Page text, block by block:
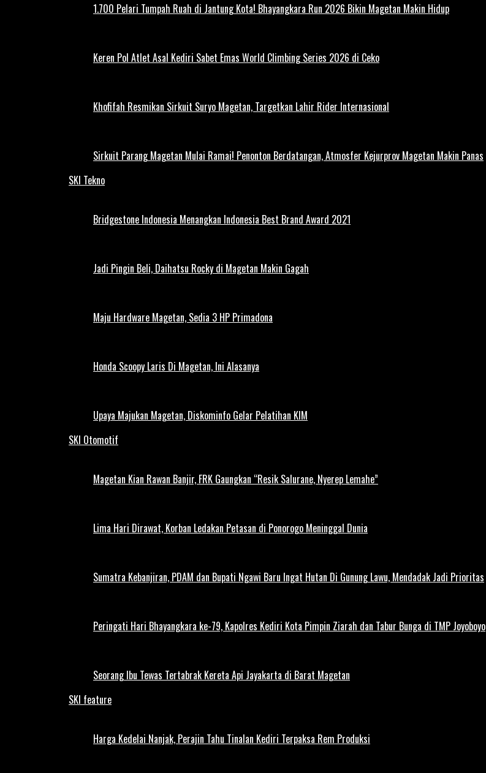
1.700 Pelari Tumpah Ruah di Jantung Kota! Bhayangkara Run 2026 Bikin Magetan Makin Hidup
Keren Pol Atlet Asal Kediri Sabet Emas World Climbing Series 2026 di Ceko
Khofifah Resmikan Sirkuit Suryo Magetan, Targetkan Lahir Rider Internasional
Sirkuit Parang Magetan Mulai Ramai! Penonton Berdatangan, Atmosfer Kejurprov Magetan Makin Panas
SKI Tekno
Bridgestone Indonesia Menangkan Indonesia Best Brand Award 2021
Jadi Pingin Beli, Daihatsu Rocky di Magetan Makin Gagah
Maju Hardware Magetan, Sedia 3 HP Primadona
Honda Scoopy Laris Di Magetan, Ini Alasanya
Upaya Majukan Magetan, Diskominfo Gelar Pelatihan KIM
SKI Otomotif
Magetan Kian Rawan Banjir, FRK Gaungkan “Resik Salurane, Nyerep Lemahe”
Lima Hari Dirawat, Korban Ledakan Petasan di Ponorogo Meninggal Dunia
Sumatra Kebanjiran, PDAM dan Bupati Ngawi Baru Ingat Hutan Di Gunung Lawu, Mendadak Jadi Prioritas
Peringati Hari Bhayangkara ke-79, Kapolres Kediri Kota Pimpin Ziarah dan Tabur Bunga di TMP Joyoboyo
Seorang Ibu Tewas Tertabrak Kereta Api Jayakarta di Barat Magetan
SKI feature
Harga Kedelai Nanjak, Perajin Tahu Tinalan Kediri Terpaksa Rem Produksi